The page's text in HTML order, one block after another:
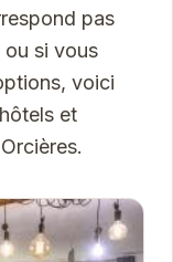
pas
ou si vous
voici
et